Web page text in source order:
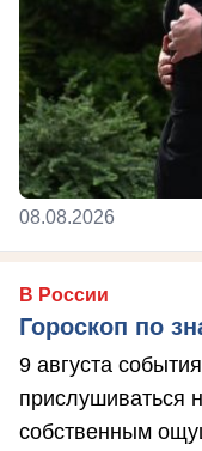
08.08.2026
В России
Гороскоп по
9 августа
прислушиваться
собственным